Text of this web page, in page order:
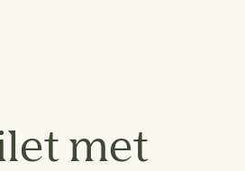
met